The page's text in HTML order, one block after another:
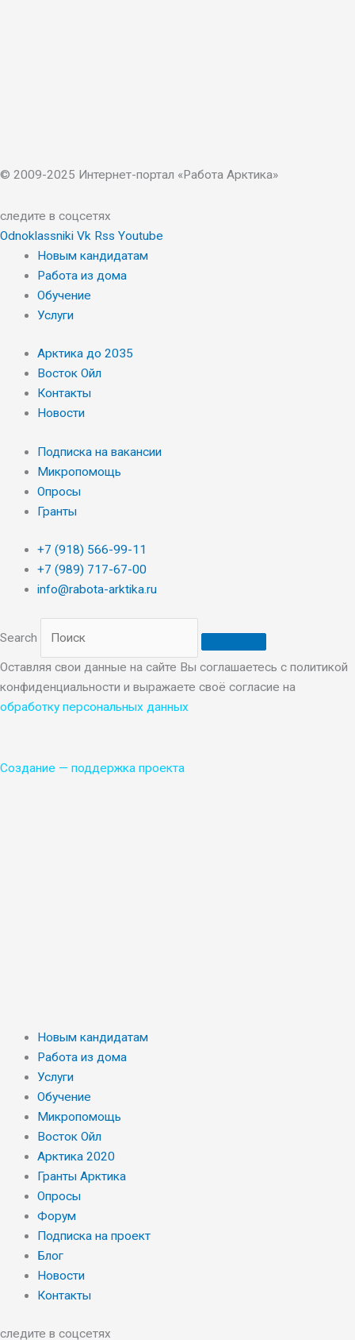
© 2009-2025 Интернет-портал «Работа Арктика»
следите в соцсетях
Odnoklassniki Vk Rss Youtube
Новым кандидатам
Работа из дома
Обучение
Услуги
Арктика до 2035
Восток Ойл
Контакты
Новости
Подписка на вакансии
Микропомощь
Опросы
Гранты
+7 (918) 566-99-11
+7 (989) 717-67-00
info@rabota-arktika.ru
Search
Оставляя свои данные на сайте Вы соглашаетесь с политикой
конфиденциальности и выражаете своё согласие на
обработку персональных данных
Создание — поддержка проекта
Новым кандидатам
Работа из дома
Услуги
Обучение
Микропомощь
Восток Ойл
Арктика 2020
Гранты Арктика
Опросы
Форум
Подписка на проект
Блог
Новости
Контакты
следите в соцсетях